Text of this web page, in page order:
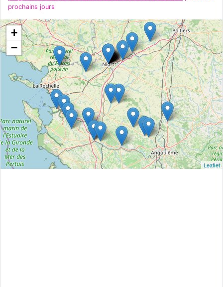
prochains jours
+
−
Leaflet